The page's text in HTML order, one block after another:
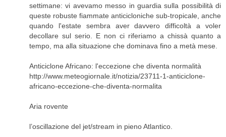
settimane: vi avevamo messo in guardia sulla possibilità di
queste robuste fiammate anticicloniche sub-tropicale, anche
quando l'estate sembra aver davvero difficoltà a voler
decollare sul serio. E non ci riferiamo a chissà quanto a
tempo, ma alla situazione che dominava fino a metà mese.
Anticiclone Africano: l'eccezione che diventa normalità
http://www.meteogiornale.it/notizia/23711-1-anticiclone-
africano-eccezione-che-diventa-normalita
Aria rovente
l’oscillazione del jet/stream in pieno Atlantico.